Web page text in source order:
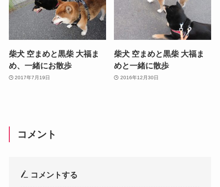
柴犬 空まめと黒柴 大福ま
め、一緒にお散歩
2017年7月19日
柴犬 空まめと黒柴 大福ま
めと一緒に散歩
2016年12月30日
コメント
コメントする